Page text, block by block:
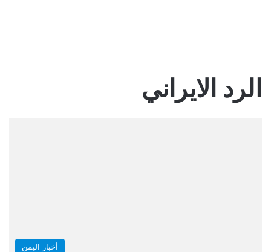
الرد الايراني
أخبار اليمن